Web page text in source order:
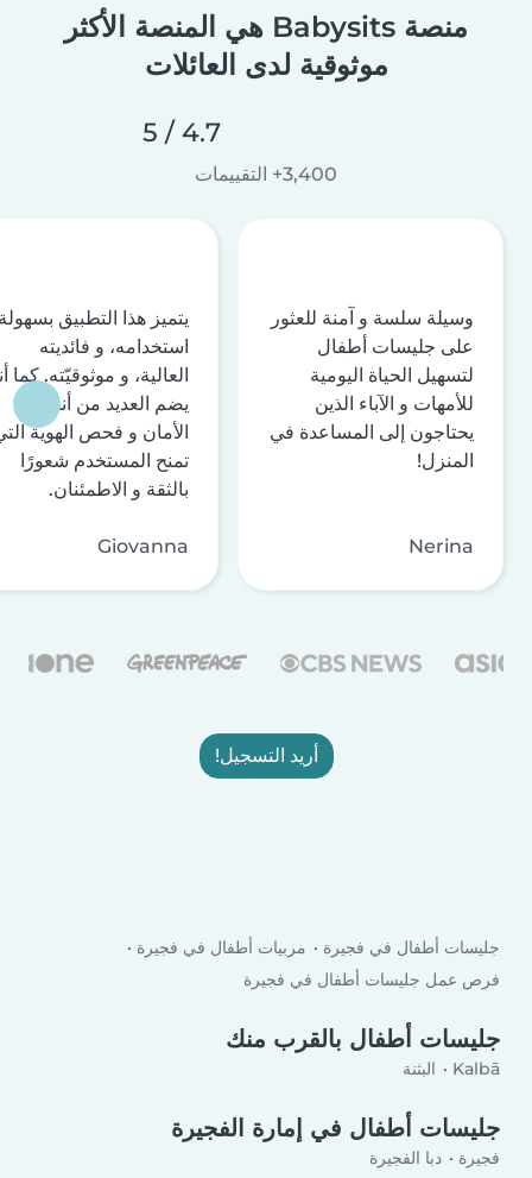
منصة Babysits هي المنصة الأكثر
موثوقية لدى العائلات
4.7 / 5
3,400+ التقييمات
وسيلة سلسة و آمنة للعثور
على جليسات أطفال
لتسهيل الحياة اليومية
للأمهات و الآباء الذين
يحتاجون إلى المساعدة في
المنزل!
Nerina
يتميز هذا التطبيق
استخدامه، و فائديته
العالية، و موثوقيّته. كما
يضم العديد من أنظمة
الأمان و فحص الهوية
تمنح المستخدم شعورًا
بالثقة و الاطمئنان.
Giovanna
أريد التسجيل!
جليسات أطفال في فجيرة
مربيات أطفال في فجيرة
فرص عمل جليسات أطفال في فجيرة
جليسات أطفال بالقرب منك
Kalbā البثنة
جليسات أطفال في إمارة الفجيرة
فجيرة دبا الفجيرة